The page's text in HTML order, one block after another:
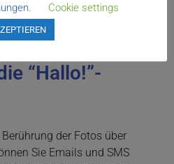
“Hallo!”-
der Fotos über
Sie Emails und SMS
Cookie settings